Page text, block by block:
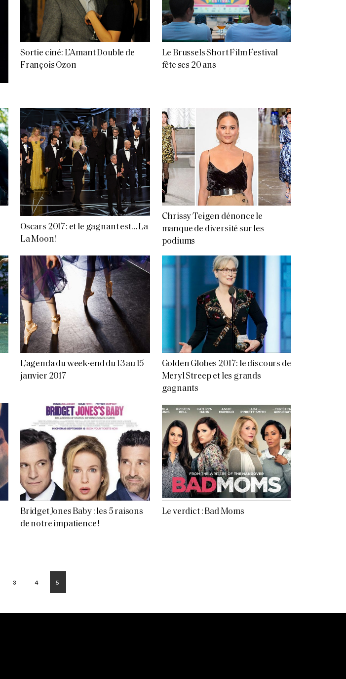
Sortie ciné: L’Amant Double de
François Ozon
Le Brussels Short Film Festival
fête ses 20 ans
Oscars 2017: et le gagnant est… La
La Moon!
Chrissy Teigen dénonce le
manque de diversité sur les
podiums
L’agenda du week-end du 13 au 15
janvier 2017
Golden Globes 2017: le discours de
Meryl Streep et les grands
gagnants
Bridget Jones Baby : les 5 raisons
de notre impatience !
Le verdict : Bad Moms
3 4 5